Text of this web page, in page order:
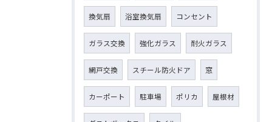
換気扇 浴室換気扇 コンセント
ガラス交換 強化ガラス 耐火ガラス
網戸交換 スチール防火ドア 窓
カーポート 駐車場 ポリカ 屋根材